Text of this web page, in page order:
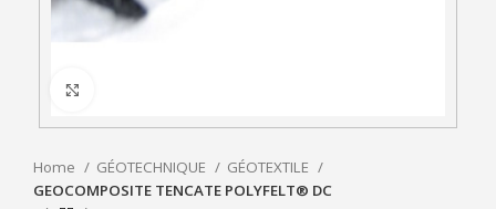
Home GÉOTECHNIQUE
GÉOTEXTILE
GEOCOMPOSITE TENCATE POLYFELT® DC